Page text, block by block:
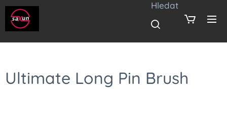
Hledat
Ultimate Long Pin Brush